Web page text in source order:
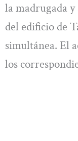
la madrugada y
del edificio de
simultánea. El
los